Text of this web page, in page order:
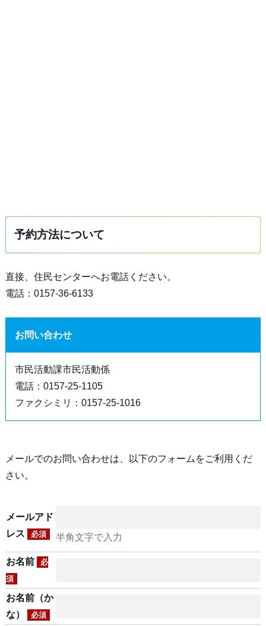
予約方法について
直接、住民センターへお電話ください。
電話：0157-36-6133
お問い合わせ
市民活動課市民活動係
電話：0157-25-1105
ファクシミリ：0157-25-1016
メールでのお問い合わせは、以下のフォームをご利用くだ
さい。
メールアド
レス
必須 半角文字で入力
お名前
必
須
お名前（か
な）
必須